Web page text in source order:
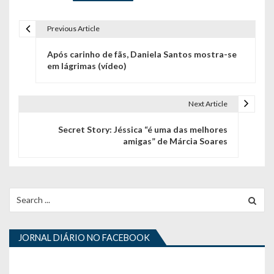
ã
o
d
Previous Article
Após carinho de fãs, Daniela Santos mostra-se
em lágrimas (vídeo)
Next Article
Secret Story: Jéssica “é uma das melhores
amigas” de Márcia Soares
for:
JORNAL DIÁRIO NO FACEBOOK